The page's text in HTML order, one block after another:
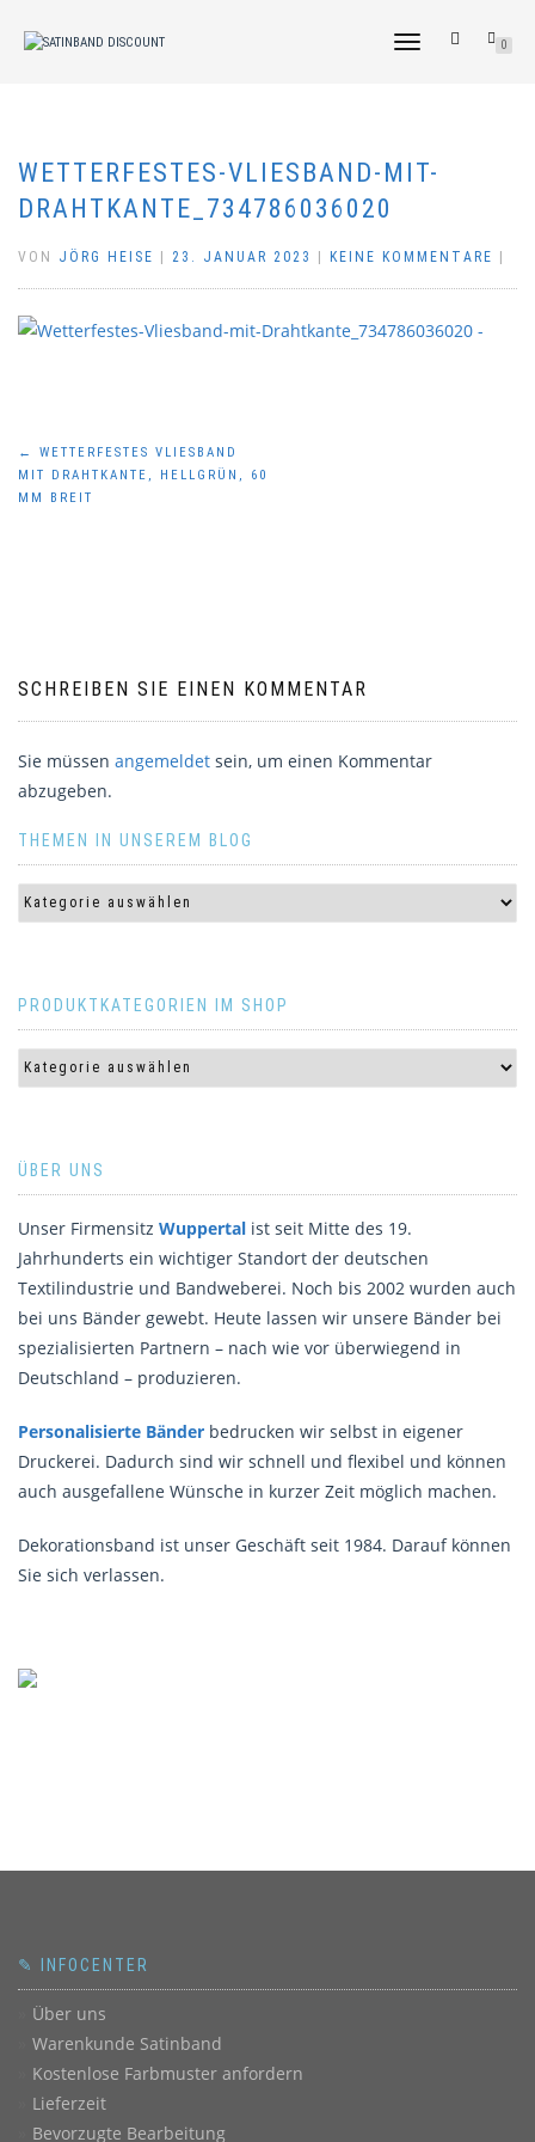
NAVIGATION
0
WETTERFESTES-VLIESBAND-MIT-
DRAHTKANTE_734786036020
VON JÖRG HEISE 23. JANUAR 2023 KEINE KOMMENTARE
Beitragsnavigation
←
WETTERFESTES VLIESBAND
MIT DRAHTKANTE, HELLGRÜN, 60
MM BREIT
SCHREIBEN SIE EINEN KOMMENTAR
Sie müssen angemeldet sein, um einen Kommentar
abzugeben.
THEMEN IN UNSEREM BLOG
PRODUKTKATEGORIEN IM SHOP
ÜBER UNS
Unser Firmensitz Wuppertal ist seit Mitte des 19.
Jahrhunderts ein wichtiger Standort der deutschen
Textilindustrie und Bandweberei. Noch bis 2002 wurden auch
bei uns Bänder gewebt. Heute lassen wir unsere Bänder bei
spezialisierten Partnern – nach wie vor überwiegend in
Deutschland – produzieren.
Personalisierte Bänder bedrucken wir selbst in eigener
Druckerei. Dadurch sind wir schnell und flexibel und können
auch ausgefallene Wünsche in kurzer Zeit möglich machen.
Dekorationsband ist unser Geschäft seit 1984. Darauf können
Sie sich verlassen.
✎ INFOCENTER
Über uns
Warenkunde Satinband
Kostenlose Farbmuster anfordern
Lieferzeit
Bevorzugte Bearbeitung